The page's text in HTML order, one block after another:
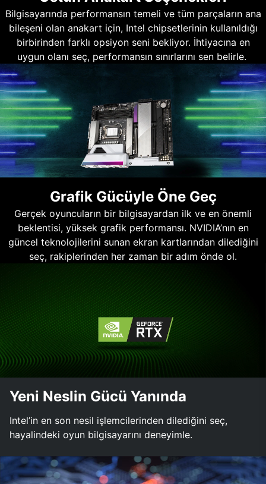
Bilgisayarında performansın temeli ve tüm parçaların ana
bileşeni olan anakart için, Intel chipsetlerinin kullanıldığı
birbirinden farklı opsiyon seni bekliyor. İhtiyacına en
uygun olanı seç, performansın sınırlarını sen belirle.
Grafik Gücüyle Öne Geç
Gerçek oyuncuların bir bilgisayardan ilk ve en önemli
beklentisi, yüksek grafik performansı. NVIDIA’nın en
güncel teknolojilerini sunan ekran kartlarından dilediğini
seç, rakiplerinden her zaman bir adım önde ol.
Yeni Neslin Gücü Yanında
Intel’in en son nesil işlemcilerinden dilediğini seç,
hayalindeki oyun bilgisayarını deneyimle.